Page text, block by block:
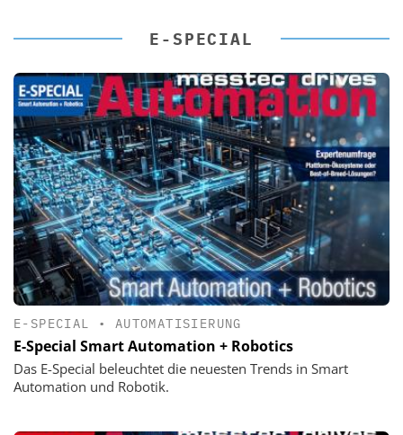
E-SPECIAL
E-SPECIAL • AUTOMATISIERUNG
E-Special Smart Automation + Robotics
Das E-Special beleuchtet die neuesten Trends in Smart
Automation und Robotik.